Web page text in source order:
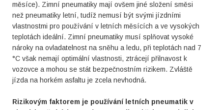
měsíce). Zimní pneumatiky mají ovšem jiné složení směsi
než pneumatiky letní, tudíž nemusí být svými jízdními
vlastnostmi pro používání v letních měsících a ve vysokých
teplotách ideální. Zimní pneumatiky musí splňovat vysoké
nároky na ovladatelnost na sněhu a ledu, při teplotách nad 7
°C však nemají optimální vlastnosti, ztrácejí přilnavost k
vozovce a mohou se stát bezpečnostním rizikem. Zvláště
jízda na horkém asfaltu je zcela nevhodná.
Rizikovým faktorem je používání letních pneumatik v